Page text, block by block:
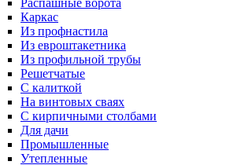
Распашные ворота
Каркас
Из профнастила
Из евроштакетника
Из профильной трубы
Решетчатые
С калиткой
На винтовых сваях
С кирпичными столбами
Для дачи
Промышленные
Утепленные